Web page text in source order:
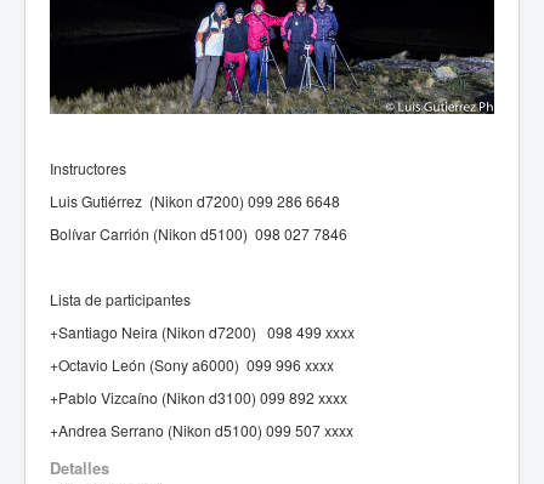
Instructores
Luis Gutiérrez (Nikon d7200) 099 286 6648
Bolívar Carrión (Nikon d5100) 098 027 7846
Lista de participantes
+Santiago Neira (Nikon d7200) 098 499 xxxx
+Octavio León (Sony a6000) 099 996 xxxx
+Pablo Vizcaíno (Nikon d3100) 099 892 xxxx
+Andrea Serrano (Nikon d5100) 099 507 xxxx
Detalles